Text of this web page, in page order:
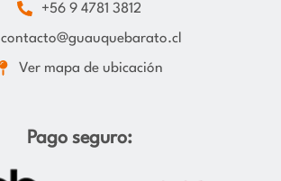
+56 9 4781 3812
contacto@guauquebarato.cl
Ver mapa de ubicación
Pago seguro: